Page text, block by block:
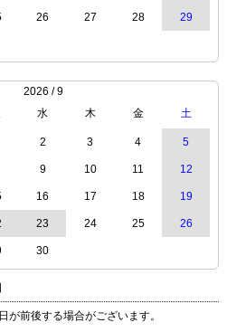
26 27 28 29
2026 / 9
水 木 金 土
2 3 4 5
9 10 11 12
16 17 18 19
23 24 25 26
30
前後する場合がございます。